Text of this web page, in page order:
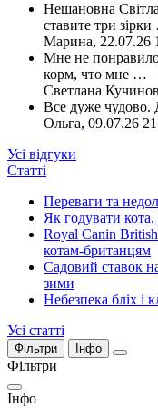
Нешановна
ставите три зірки
Марина, 22.07.26
Мне не
корм, что мне …
Светлана
Все дуже чудово.
Ольга, 09.07.26
Усі відгуки
Статті
Переваги та
Як годувати
Royal Canin
котам-британцям
Садовий ставок
зими
Небезпека бліх і
Усі статті
Фільтри Інфо
Фільтри
Інфо